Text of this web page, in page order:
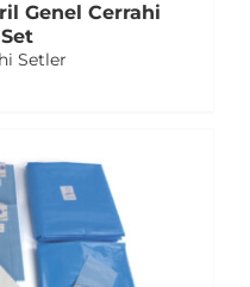
Genel Cerrahi
Setler